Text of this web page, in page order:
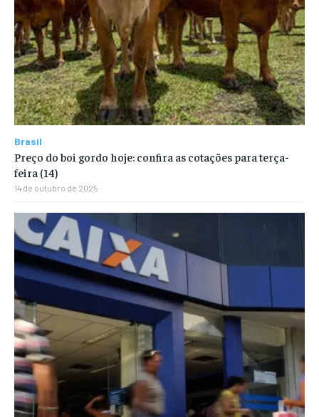
Brasil
Preço do boi gordo hoje: confira as cotações para terça-
feira (14)
14 de outubro de 2025